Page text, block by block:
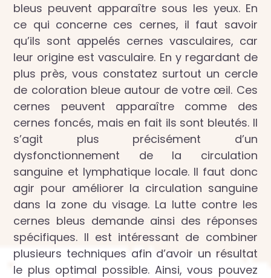
bleus peuvent apparaître sous les yeux. En
ce qui concerne ces cernes, il faut savoir
qu’ils sont appelés cernes vasculaires, car
leur origine est vasculaire. En y regardant de
plus près, vous constatez surtout un cercle
de coloration bleue autour de votre œil. Ces
cernes peuvent apparaître comme des
cernes foncés, mais en fait ils sont bleutés. Il
s’agit plus précisément d’un
dysfonctionnement de la circulation
sanguine et lymphatique locale. Il faut donc
agir pour améliorer la circulation sanguine
dans la zone du visage. La lutte contre les
cernes bleus demande ainsi des réponses
spécifiques. Il est intéressant de combiner
plusieurs techniques afin d’avoir un résultat
le plus optimal possible. Ainsi, vous pouvez